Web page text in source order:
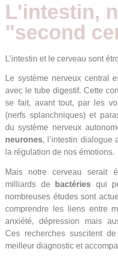
L'intestin,
"second
L’intestin et le cerveau sont
Le système nerveux central
avec le tube digestif. Cette
se fait, avant tout, par les
(nerfs splanchniques) et
du système nerveux
neurones, l’intestin dialogue
la régulation de nos émotions.
Mais notre cerveau serait
milliards de
bactéries qui
nombreuses études sont
comprendre les liens entre
anxiété, dépression mais
Ces recherches suscitent
meilleur diagnostic et